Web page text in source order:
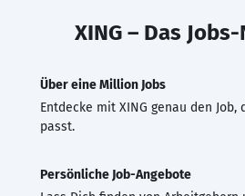
XING – Das
Über eine Million Jobs
Entdecke mit XING genau den
passt.
Persönliche Job-Angebote